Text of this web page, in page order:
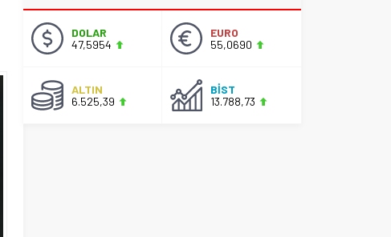
DOLAR
47,5954
EURO
55,0690
ALTIN
6.525,39
BİST
13.788,73